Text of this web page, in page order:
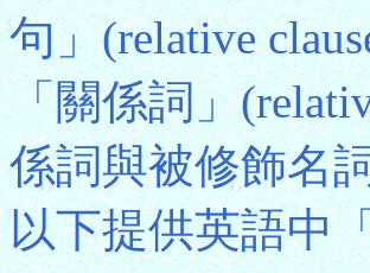
句」(relative
「關係詞」
係詞與被修飾名
以下提供英語中